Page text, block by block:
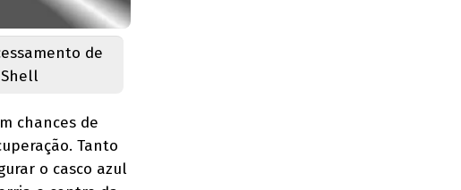
de
chances de
Tanto
o casco azul